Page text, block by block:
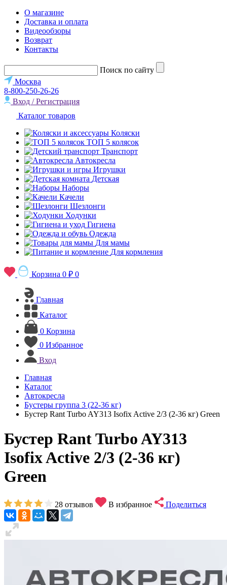
О магазине
Доставка и оплата
Видеообзоры
Возврат
Контакты
Поиск по сайту
Москва
8-800-250-26-26
Вход / Регистрация
Каталог товаров
Коляски
ТОП 5 колясок
Транспорт
Автокресла
Игрушки
Детская
Наборы
Качели
Шезлонги
Ходунки
Гигиена
Одежда
Для мамы
Для кормления
Корзина 0 ₽ 0
Главная
Каталог
0 Корзина
0 Избранное
Вход
Главная
Каталог
Автокресла
Бустеры группа 3 (22-36 кг)
Бустер Rant Turbo AY313 Isofix Active 2/3 (2-36 кг) Green
Бустер Rant Turbo AY313
Isofix Active 2/3 (2-36 кг)
Green
28 отзывов В избранное Поделиться